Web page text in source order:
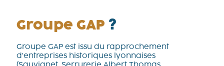
Groupe GAP ?
Groupe GAP est issu du rapprochement
d'entreprises historiques lyonnaises